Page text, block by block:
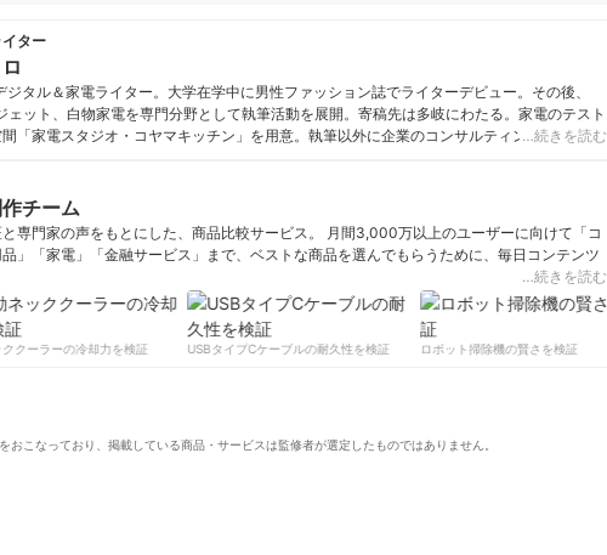
ター
タル＆家電ライター。大学在学中に男性ファッション誌でライターデビュー。その後、
ェット、白物家電を専門分野として執筆活動を展開。寄稿先は多岐にわたる。家電のテスト
「家電スタジオ・コヤマキッチン」を用意。執筆以外に企業のコンサルティングやアドバ
プロフィール
…続きを読む
チーム
専門家の声をもとにした、商品比較サービス。 月間3,000万以上のユーザーに向けて「コ
」「家電」「金融サービス」まで、ベストな商品を選んでもらうために、毎日コンテンツ
チームのプロフィール
…続きを読む
クーラーの冷却力を検証
USBタイプCケーブルの耐久性を検証 ロボット掃除機の賢さを検証
おこなっており、掲載している商品・サービスは監修者が選定したものではありません。